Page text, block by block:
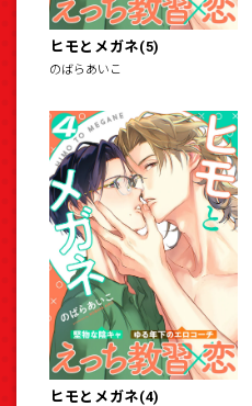
ヒモとメガネ(5)
のばらあいこ
ヒモとメガネ(4)